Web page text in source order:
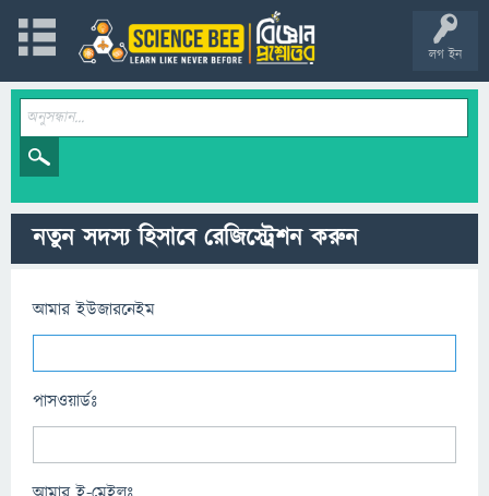
লগ ইন
নতুন সদস্য হিসাবে রেজিস্ট্রেশন করুন
আমার ইউজারনেইম
পাসওয়ার্ডঃ